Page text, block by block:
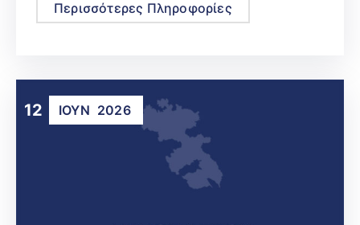
Περισσότερες Πληροφορίες
12 ΙΟΎΝ 2026